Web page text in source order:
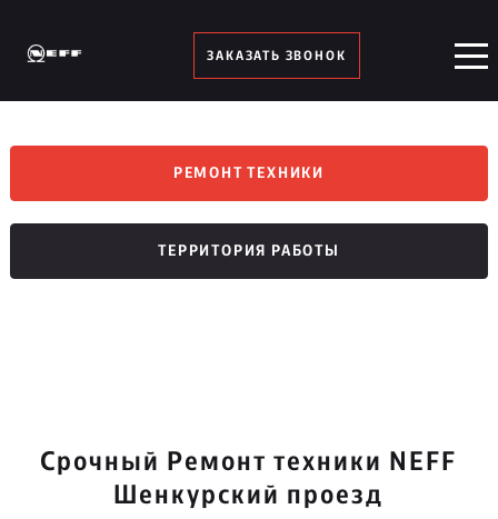
ЗАКАЗАТЬ ЗВОНОК
РЕМОНТ ТЕХНИКИ
ТЕРРИТОРИЯ РАБОТЫ
Срочный Ремонт техники NEFF
Шенкурский проезд